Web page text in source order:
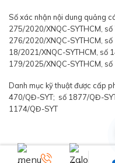
Số xác nhận nội dung quảng
275/2020/XNQC-SYTHCM,
276/2020/XNQC-SYTHCM,
18/2021/XNQC-SYTHCM, số
179/2025/XNQC-SYTHCM,
Danh mục kỹ thuật được cấp
470/QĐ-SYT; số 1877/QĐ-
1174/QĐ-SYT